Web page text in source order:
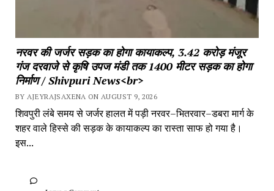
नरवर की जर्जर सड़क का होगा कायाकल्प, 3.42 करोड़ मंजूर
गंज दरवाजे से कृषि उपज मंडी तक 1400 मीटर सड़क का होगा
निर्माण / Shivpuri News<br>
BY AJEYRAJSAXENA ON AUGUST 9, 2026
शिवपुरी लंबे समय से जर्जर हालत में पड़ी नरवर–भितरवार–डबरा मार्ग के
शहर वाले हिस्से की सड़क के कायाकल्प का रास्ता साफ हो गया है।
इस...